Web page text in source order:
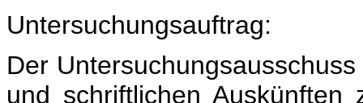
Untersuchungsauftrag:
Der
und schriftlichen Auskünften